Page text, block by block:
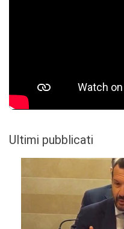
Ultimi pubblicati